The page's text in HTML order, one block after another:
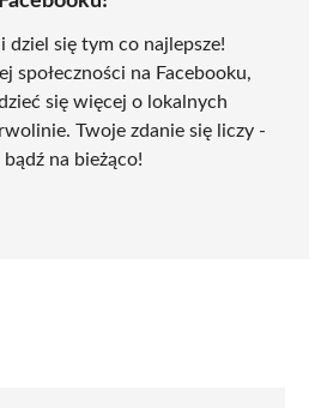
się tym co najlepsze!
społeczności na Facebooku,
się więcej o lokalnych
Twoje zdanie się liczy -
na bieżąco!